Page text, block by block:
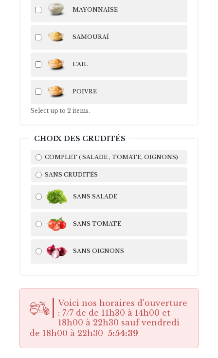
MAYONNAISE
SAMOURAÏ
L’AIL
POIVRE
Select up to 2 items.
CHOIX DES CRUDITÉS
COMPLET ( SALADE , TOMATE, OIGNONS)
SANS CRUDITÉS
SANS SALADE
SANS TOMATE
SANS OIGNONS
Voici nos horaires d'ouverture
: 7/7 de de 11h30 à 14h00 et
18h00 à 22h30 sauf vendredi
de 18h00 à 22h30 5:54:39